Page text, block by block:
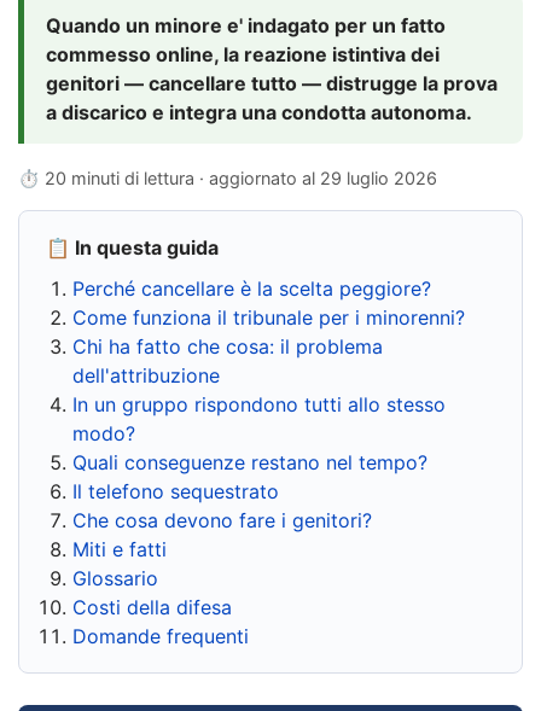
Quando un minore e' indagato per un fatto
commesso online, la reazione istintiva dei
genitori — cancellare tutto — distrugge la prova
a discarico e integra una condotta autonoma.
⏱ 20 minuti di lettura · aggiornato al 29 luglio 2026
📋 In questa guida
Perché cancellare è la scelta peggiore?
Come funziona il tribunale per i minorenni?
Chi ha fatto che cosa: il problema
dell'attribuzione
In un gruppo rispondono tutti allo stesso
modo?
Quali conseguenze restano nel tempo?
Il telefono sequestrato
Che cosa devono fare i genitori?
Miti e fatti
Glossario
Costi della difesa
Domande frequenti